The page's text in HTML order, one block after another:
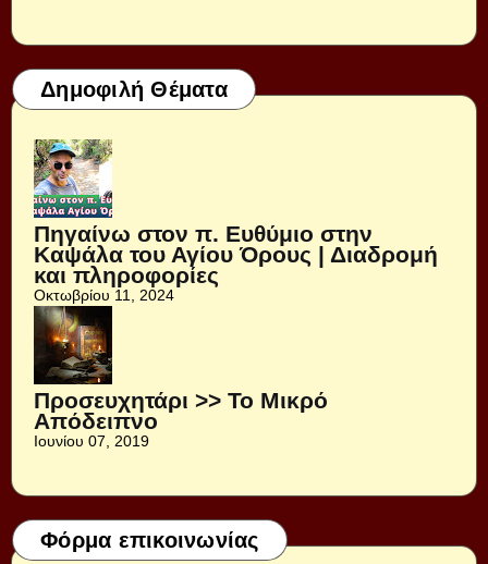
Δημοφιλή Θέματα
Πηγαίνω στον π. Ευθύμιο στην
Καψάλα του Αγίου Όρους | Διαδρομή
και πληροφορίες
Οκτωβρίου 11, 2024
Προσευχητάρι >> Το Μικρό
Απόδειπνο
Ιουνίου 07, 2019
Φόρμα επικοινωνίας